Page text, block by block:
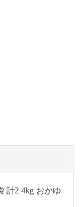
計2.4kg おかゆ